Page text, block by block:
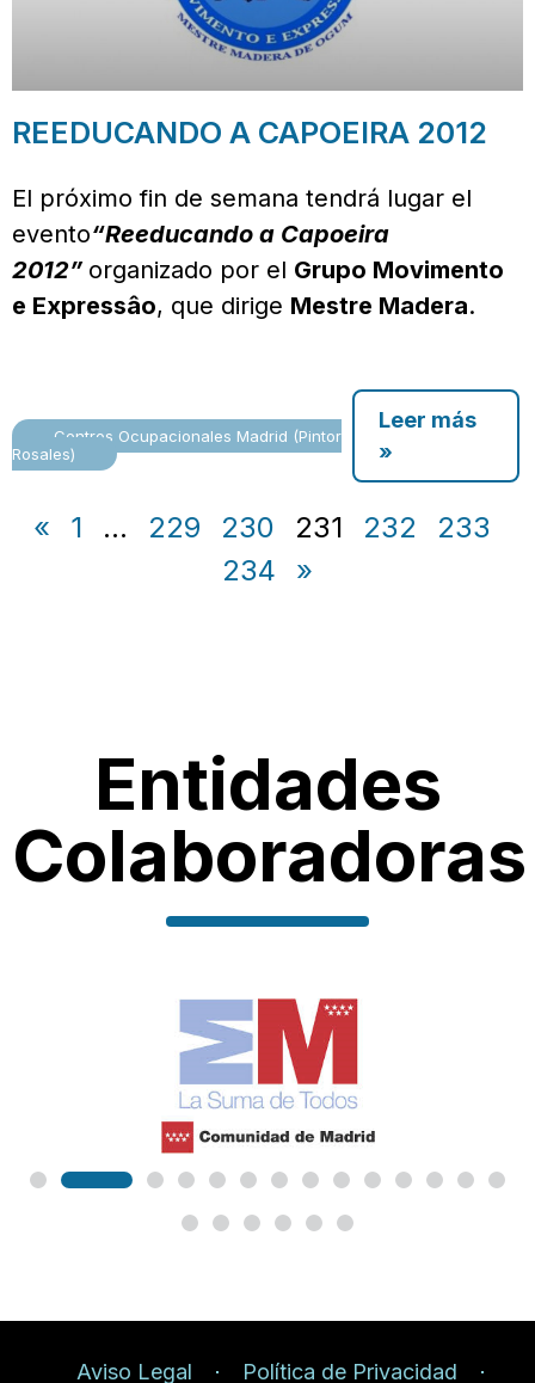
REEDUCANDO A CAPOEIRA 2012
El próximo fin de semana tendrá lugar el
evento“Reeducando a Capoeira
2012” organizado por el Grupo Movimento
e Expressâo, que dirige Mestre Madera.
Centros Ocupacionales Madrid (Pintor
Rosales)
Leer más
»
« 1 … 229 230 231 232
233
234
»
Entidades
Colaboradoras
Aviso Legal Política de Privacidad